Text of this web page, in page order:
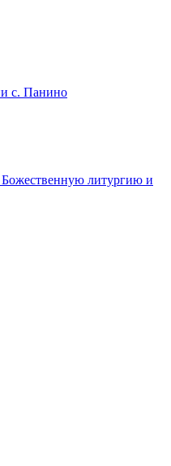
с. Панино
литургию и